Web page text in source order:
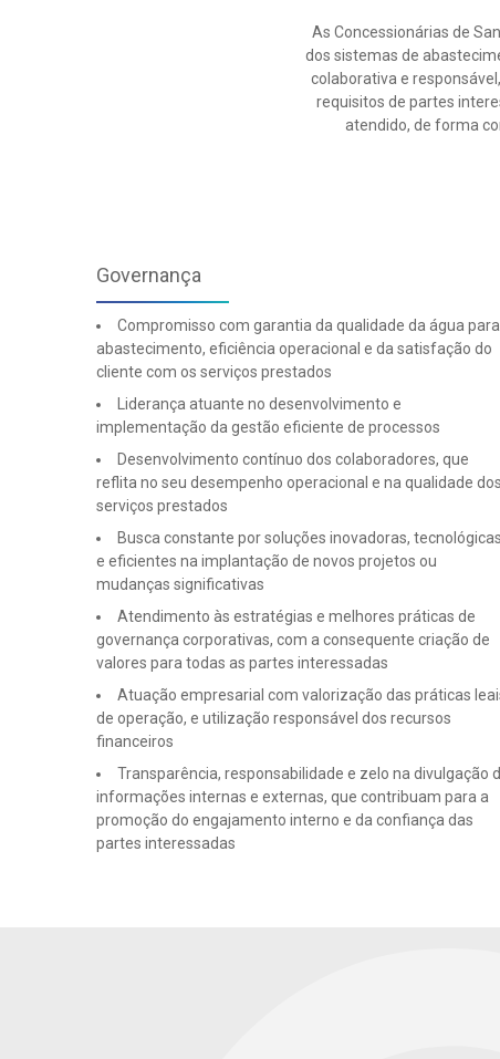
As Concessionárias de
dos sistemas de
colaborativa e
requisitos de partes
atendido, de forma
Governança
Compromisso com garantia da qualidade da água
abastecimento, eficiência operacional e da satisfação do
cliente com os serviços prestados
Liderança atuante no desenvolvimento e
implementação da gestão eficiente de processos
Desenvolvimento contínuo dos colaboradores, que
reflita no seu desempenho operacional e na qualidade dos
serviços prestados
Busca constante por soluções inovadoras, tecnológicas
e eficientes na implantação de novos projetos ou
mudanças significativas
Atendimento às estratégias e melhores práticas de
governança corporativas, com a consequente criação de
valores para todas as partes interessadas
Atuação empresarial com valorização das práticas
de operação, e utilização responsável dos recursos
financeiros
Transparência, responsabilidade e zelo na divulgação
informações internas e externas, que contribuam para a
promoção do engajamento interno e da confiança das
partes interessadas